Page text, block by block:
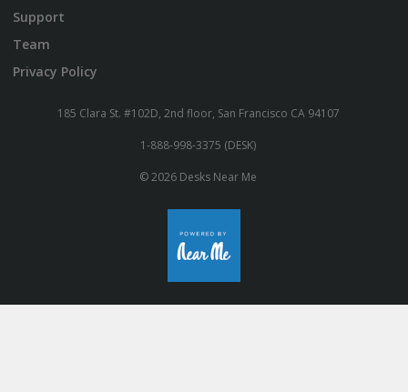
Support
Team
Privacy Policy
185 Clara St. #102D, 2nd floor, San Francisco CA 94107
1-888-998-3375 (DESK)
© 2026 Desks Near Me